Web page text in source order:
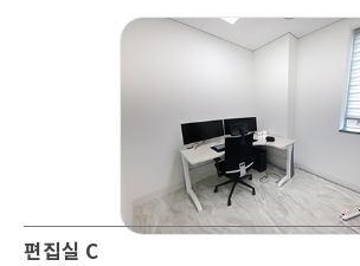
편집실 C